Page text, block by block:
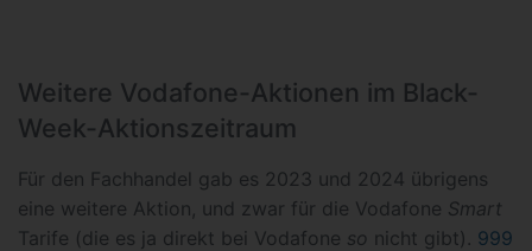
Weitere Vodafone-Aktionen im Black-
Week-Aktionszeitraum
Für den Fachhandel gab es 2023 und 2024 übrigens
eine weitere Aktion, und zwar für die Vodafone Smart
Tarife (die es ja direkt bei Vodafone so nicht gibt). 999